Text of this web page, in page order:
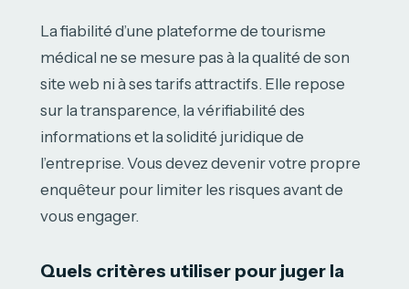
La fiabilité d’une plateforme de tourisme
médical ne se mesure pas à la qualité de son
site web ni à ses tarifs attractifs. Elle repose
sur la transparence, la vérifiabilité des
informations et la solidité juridique de
l’entreprise. Vous devez devenir votre propre
enquêteur pour limiter les risques avant de
vous engager.
Quels critères utiliser pour juger la